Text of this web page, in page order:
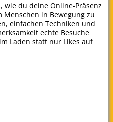
wie du deine Online-Präsenz
in Bewegung zu
einfachen Techniken und
echte Besuche
Laden statt nur Likes auf